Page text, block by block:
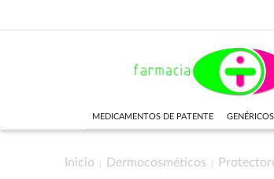
MEDICAMENTOS DE PATENTE GENÉRICOS
Inicio Dermocosméticos